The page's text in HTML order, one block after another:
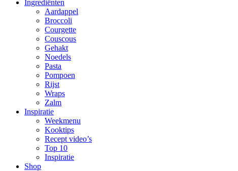
Ingrediënten
Aardappel
Broccoli
Courgette
Couscous
Gehakt
Noedels
Pasta
Pompoen
Rijst
Wraps
Zalm
Inspiratie
Weekmenu
Kooktips
Recept video’s
Top 10
Inspiratie
Shop